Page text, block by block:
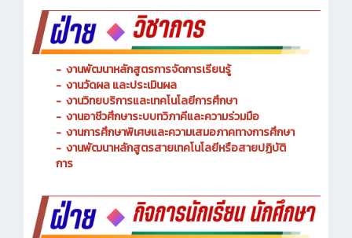
- งานพัฒนาหลักสูตรการจัดการเรียนรู้
- งานวัดผล และประเมินผล
- งานวิทยบริการและเทคโนโลยีการศึกษา
- งานอาชีวศึกษาระบบทวิภาคีและความร่วมมือ
- งานการศึกษาพิเศษและความเสมอภาคทางการศึกษา
- งานพัฒนาหลักสูตรสายเทคโนโลยีหรือสายปฏิบัติ